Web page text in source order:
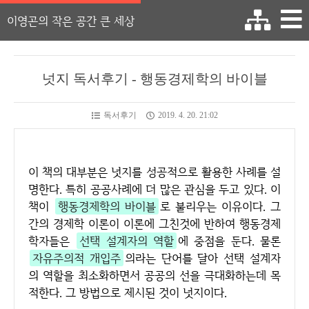
이영곤의 작은 공간 큰 세상
넛지 독서후기 - 행동경제학의 바이블
독서후기 2019. 4. 20. 21:02
이 책의 대부분은 넛지를 성공적으로 활용한 사례를 설
명한다. 특히 공공사례에 더 많은 관심을 두고 있다. 이
책이
행동경제학의 바이블 로 불리우는 이유이다. 그
간의 경제학 이론이 이론에 그친것에 반하여 행동경제
학자들은
선택 설계자의 역할 에 중점을 둔다. 물론
자유주의적 개입주 의라는 단어를 달아 선택 설계자
의 역할을 최소화하면서 공공의 선을 극대화하는데 목
적한다. 그 방법으로 제시된 것이 넛지이다.